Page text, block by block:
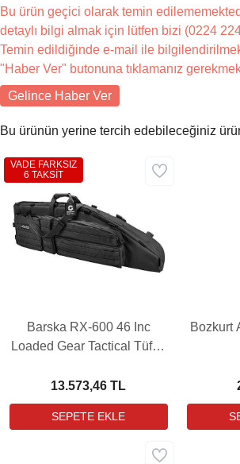
Bu ürün geçici olarak temin
detaylı bilgi almak için lütfen bizi (0224 224
Temin edildiğinde e-mail ile
"Haber Ver" butonuna tıklamanız
Gelince Haber Ver
Bu ürünün yerine tercih edebileceğiniz
Barska RX-600 46 Inc
Loaded Gear Tactical Tüfek
13.573,46 TL
VADE FARKSIZ
6 TAKSİT
Bozkurt